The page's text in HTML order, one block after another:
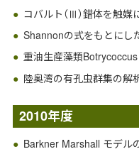
コバルト（Ⅲ）錯体を触
Shannonの式をもとにし
重油生産藻類
陸奥湾の有孔虫群集の解
2010年度
Barkner Marshall モデル